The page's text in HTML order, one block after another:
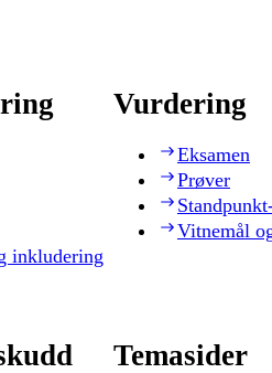
inkludering
Vurdering
Eksamen
Prøver
Vitnemål
Temasider